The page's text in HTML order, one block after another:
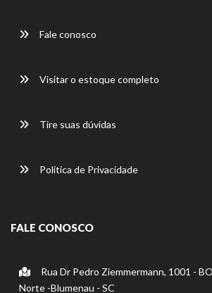
Fale conosco
Visitar o estoque completo
Tire suas dúvidas
Política de Privacidade
FALE CONOSCO
Rua Dr Pedro Ziemmermann, 1001 -
Norte -Blumenau - SC